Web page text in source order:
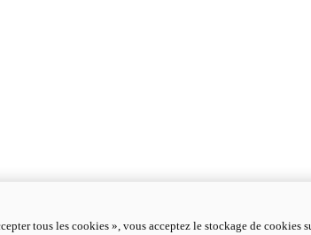
tous les cookies », vous acceptez le stockage de cookies